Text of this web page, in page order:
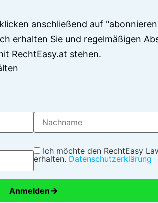
anschließend auf
erhalten Sie und regelmäßigen
RechtEasy.at stehen.
Ich möchte den RechtEasy
erhalten. Datenschutzerklärung
Anmelden→